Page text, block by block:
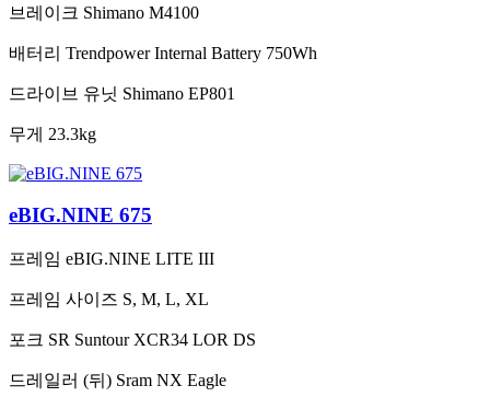
브레이크 Shimano M4100
배터리 Trendpower Internal Battery 750Wh
드라이브 유닛 Shimano EP801
무게 23.3kg
eBIG.NINE 675
프레임 eBIG.NINE LITE III
프레임 사이즈 S, M, L, XL
포크 SR Suntour XCR34 LOR DS
드레일러 (뒤) Sram NX Eagle